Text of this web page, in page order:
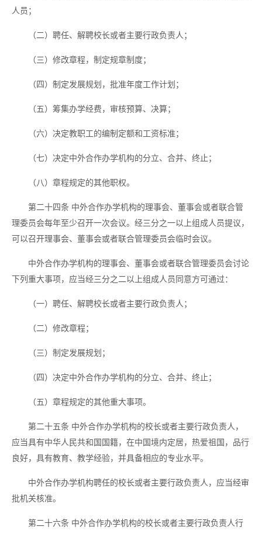
人员；
（二）聘任、解聘校长或者主要行政负责人；
（三）修改章程，制定规章制度；
（四）制定发展规划，批准年度工作计划；
（五）筹集办学经费，审核预算、决算；
（六）决定教职工的编制定额和工资标准；
（七）决定中外合作办学机构的分立、合并、终止；
（八）章程规定的其他职权。
第二十四条 中外合作办学机构的理事会、董事会或者联合管
理委员会每年至少召开一次会议。经三分之一以上组成人员提议，
可以召开理事会、董事会或者联合管理委员会临时会议。
中外合作办学机构的理事会、董事会或者联合管理委员会讨论
下列重大事项，应当经三分之二以上组成人员同意方可通过：
（一）聘任、解聘校长或者主要行政负责人；
（二）修改章程；
（三）制定发展规划；
（四）决定中外合作办学机构的分立、合并、终止；
（五）章程规定的其他重大事项。
第二十五条 中外合作办学机构的校长或者主要行政负责人，
应当具有中华人民共和国国籍，在中国境内定居，热爱祖国，品行
良好，具有教育、教学经验，并具备相应的专业水平。
中外合作办学机构聘任的校长或者主要行政负责人，应当经审
批机关核准。
第二十六条 中外合作办学机构的校长或者主要行政负责人行